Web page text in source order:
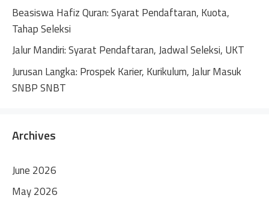
Beasiswa Hafiz Quran: Syarat Pendaftaran, Kuota,
Tahap Seleksi
Jalur Mandiri: Syarat Pendaftaran, Jadwal Seleksi, UKT
Jurusan Langka: Prospek Karier, Kurikulum, Jalur Masuk
SNBP SNBT
Archives
June 2026
May 2026